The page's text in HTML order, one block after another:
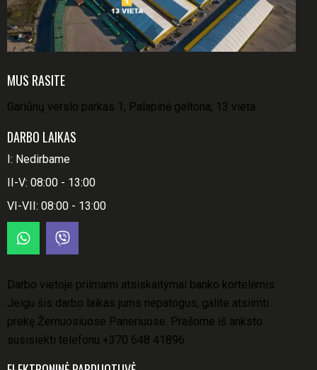
MUS RASITE
Gariūnų verslo parkas 1, Palapinė geltona, 13 vieta.
DARBO LAIKAS
I: Nedirbame
II-V: 08:00 - 13:00
VI-VII: 08:00 - 13:00
Darbo vietoje priimami atsiskaitymai banko kortelėmis.
Jeigu šis darbo laikas jums nepatogus, galite atsiimti
prekę Žemuosiuose Paneriuose. Prašome iš anksto
susisiekti telefonu +370 648 41896